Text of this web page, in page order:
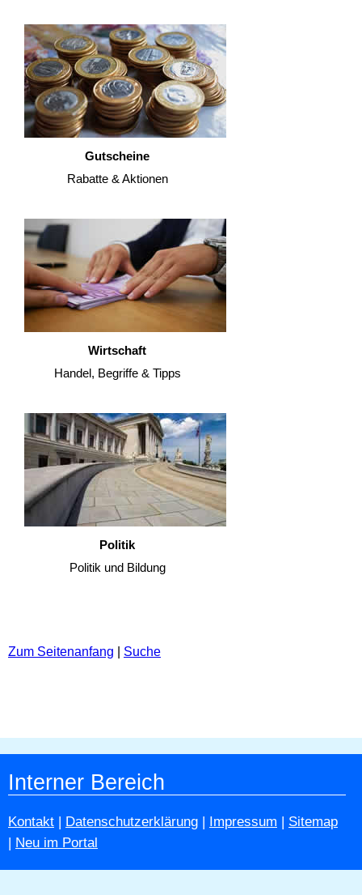
Gutscheine
Rabatte & Aktionen
Wirtschaft
Handel, Begriffe & Tipps
Politik
Politik und Bildung
Zum Seitenanfang Suche
Interner Bereich
Kontakt | Datenschutzerklärung | Impressum | Sitemap
| Neu im Portal